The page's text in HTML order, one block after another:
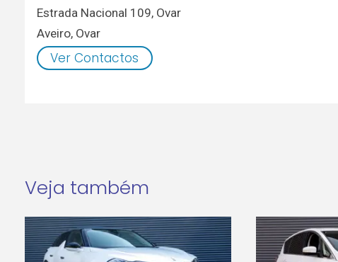
Estrada Nacional 109, Ovar
Aveiro, Ovar
Ver Contactos
Veja também